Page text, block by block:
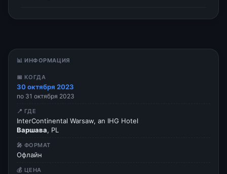
📊 ИНФОРМАЦИЯ
📅 КОГДА
30 октября 2023
по 31 октября 2023
📍 ГДЕ
InterContinental Warsaw, an IHG Hotel
Варшава, PL
🎤 ФОРМАТ
Офлайн
💰 ЦЕНА